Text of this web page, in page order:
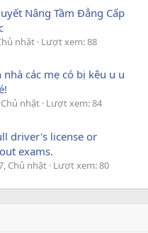
Nâng Tầm Đẳng Cấp
nhật Lượt xem: 88
các mẹ có bị kêu u u
Chủ nhật Lượt xem: 84
driver's license or
exams.
Chủ nhật Lượt xem: 80